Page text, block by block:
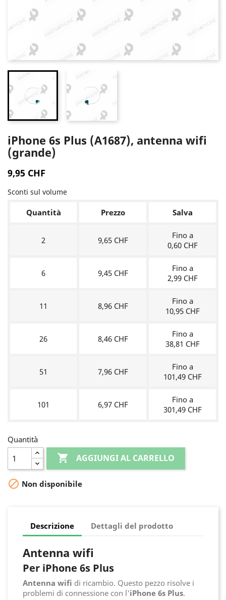
iPhone 6s Plus (A1687), antenna wifi
(grande)
9,95 CHF
Sconti sul volume
Quantità Prezzo Salva
2 9,65 CHF
Fino a
0,60 CHF
6 9,45 CHF
Fino a
2,99 CHF
11 8,96 CHF
Fino a
10,95 CHF
26 8,46 CHF
Fino a
38,81 CHF
51 7,96 CHF
Fino a
101,49 CHF
101 6,97 CHF
Fino a
301,49 CHF
Quantità
 AGGIUNGI AL CARRELLO
 Non disponibile
Descrizione Dettagli del prodotto
Antenna wifi
Per iPhone 6s Plus
Antenna wifi di ricambio. Questo pezzo risolve i
problemi di connessione con l'iPhone 6s Plus.